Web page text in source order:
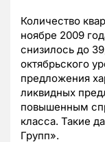
Количество
ноябре 2009
снизилось до
октябрьского
предложения
ликвидных
повышенным
класса. Такие
Групп».